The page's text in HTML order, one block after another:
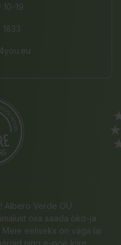
10-19
Albero Verde OÜ
osa saada öko-ja
eeliseks on väga lai